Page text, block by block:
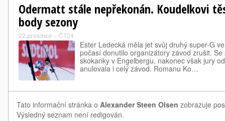
Odermatt stále nepřekonán. Koudelkovi
body sezony
22.prosince » ČT24
Ester Ledecká měla jet svůj druhý super-G
počasí donutilo organizátory závod zrušit.
skokanky v Engelbergu, nakonec však jury
anulovala i celý závod. Romanu Ko…
Tato informační stránka o Alexander Steen Olsen zobrazuje
Výsledný seznam není redigován.